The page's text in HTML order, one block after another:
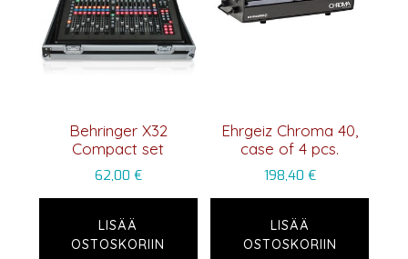
Behringer X32
Compact set
62,00 €
LISÄÄ
OSTOSKORIIN
Ehrgeiz Chroma 40,
case of 4 pcs.
198,40 €
LISÄÄ
OSTOSKORIIN